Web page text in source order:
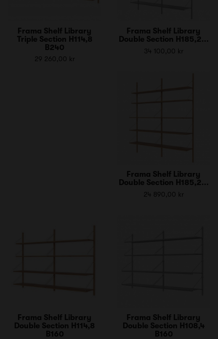
Frama Shelf Library
Triple Section H114,8
B240
29 260,00 kr
Frama Shelf Library
Double Section H185,2...
34 100,00 kr
Frama Shelf Library
Double Section H185,2...
24 890,00 kr
Frama Shelf Library
Double Section H114,8
B160
Frama Shelf Library
Double Section H108,4
B160